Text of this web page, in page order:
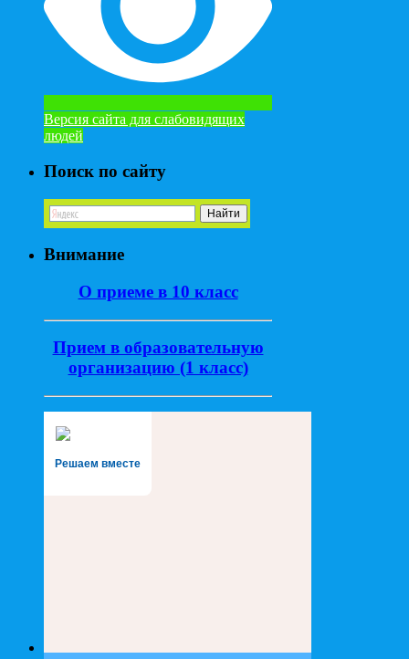
Версия сайта для слабовидящих
людей
Поиск по сайту
Внимание
О приеме в 10 класс
Прием в образовательную
организацию (1 класс)
Решаем вместе